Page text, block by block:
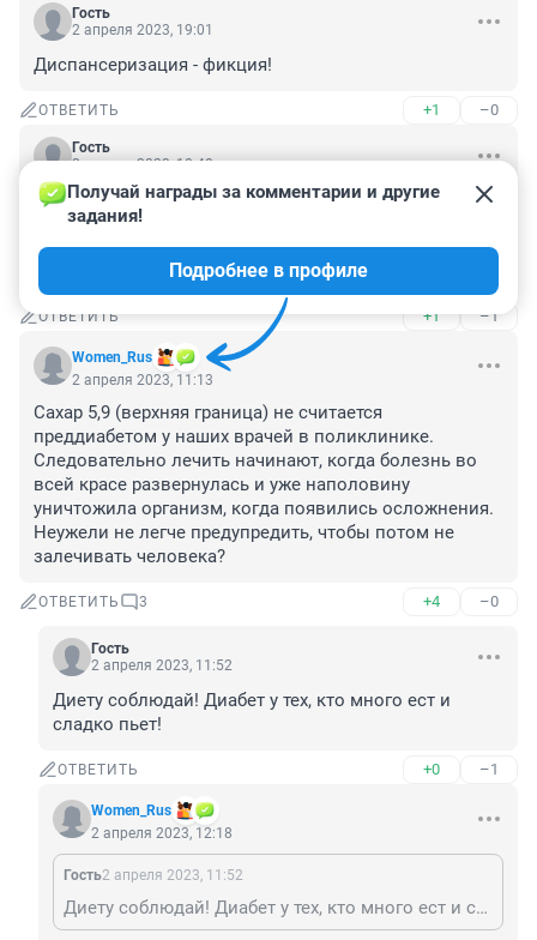
Гость
2 апреля 2023, 19:01
Диспансеризация - фикция!
ОТВЕТИТЬ +1 –0
Гость
2 апреля 2023, 18:40
Реклама диспансеризации. За каждого
обследованного они получают в районе 1-2 тыщ.
Обзванивают ВСЕХ.
Посадить бы их за спам и рекламу.
ОТВЕТИТЬ +1 –1
Women_Rus
Получай награды за комментарии и другие
задания!
Подробнее в профиле
2 апреля 2023, 11:13
Сахар 5,9 (верхняя граница) не считается
преддиабетом у наших врачей в поликлинике.
Следовательно лечить начинают, когда болезнь во
всей красе развернулась и уже наполовину
уничтожила организм, когда появились осложнения.
Неужели не легче предупредить, чтобы потом не
залечивать человека?
ОТВЕТИТЬ 3 +4 –0
Гость
2 апреля 2023, 11:52
Диету соблюдай! Диабет у тех, кто много ест и
сладко пьет!
ОТВЕТИТЬ +0 –1
Women_Rus
2 апреля 2023, 12:18
Гость2 апреля 2023, 11:52
Диету соблюдай! Диабет у тех, кто много ест и сладко пьет!